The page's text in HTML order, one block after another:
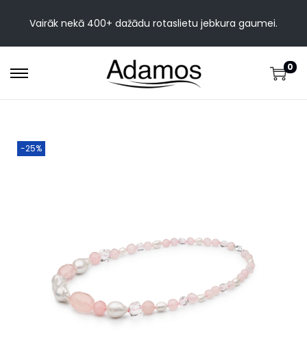
Vairāk nekā 400+ dažādu rotaslietu jebkura gaumei.
0
-25%